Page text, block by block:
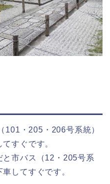
101・205・206号系統）
すぐです。
と市バス（12・205号系
してすぐです。